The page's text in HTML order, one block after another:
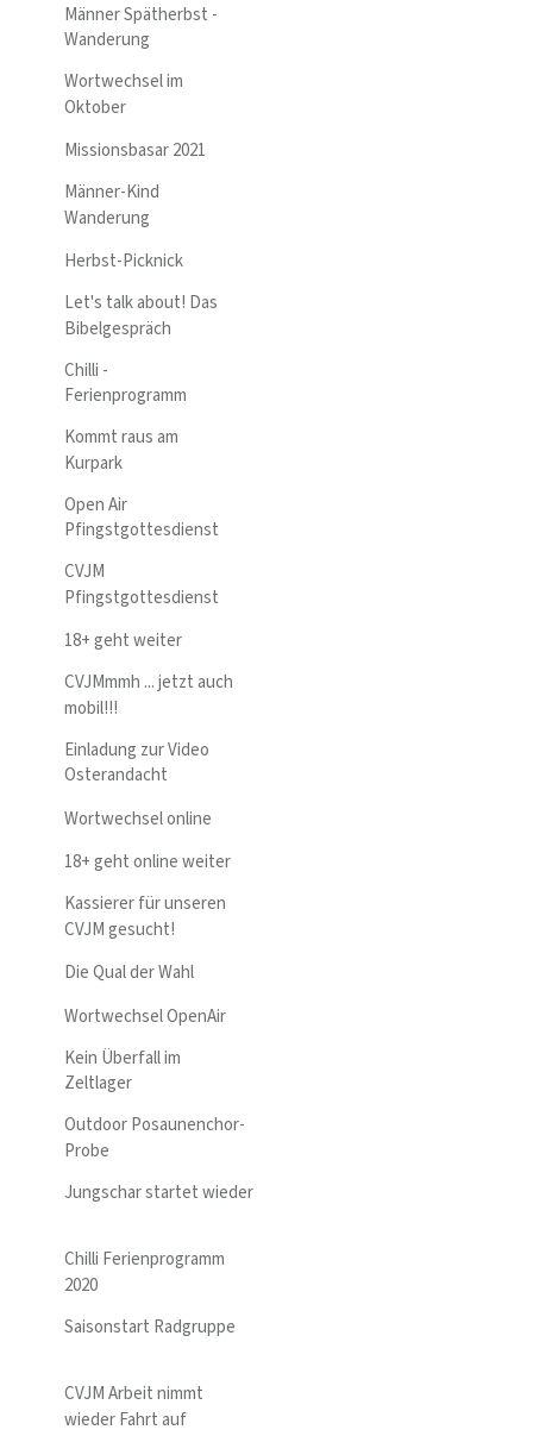
Männer Spätherbst -
Wanderung
Wortwechsel im
Oktober
Missionsbasar 2021
Männer-Kind
Wanderung
Herbst-Picknick
Let's talk about! Das
Bibelgespräch
Chilli -
Ferienprogramm
Kommt raus am
Kurpark
Open Air
Pfingstgottesdienst
CVJM
Pfingstgottesdienst
18+ geht weiter
CVJMmmh ... jetzt auch
mobil!!!
Einladung zur Video
Osterandacht
Wortwechsel online
18+ geht online weiter
Kassierer für unseren
CVJM gesucht!
Die Qual der Wahl
Wortwechsel OpenAir
Kein Überfall im
Zeltlager
Outdoor Posaunenchor-
Probe
Jungschar startet wieder
Chilli Ferienprogramm
2020
Saisonstart Radgruppe
CVJM Arbeit nimmt
wieder Fahrt auf